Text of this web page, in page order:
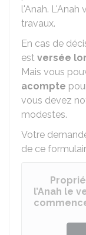
l'Anah. L'Anah
travaux.
En cas de
est versée
Mais vous
acompte
vous devez
modestes.
Votre
de ce
l’Anah le